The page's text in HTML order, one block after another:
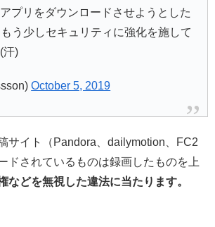
プリをダウンロードさせようとした
う少しセキュリティに強化を施して
汗)
October 5, 2019
サイト（Pandora、dailymotion、FC2
ドされているものは録画したものを上
などを無視した違法に当たります。